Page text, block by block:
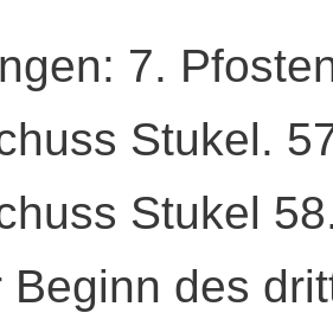
7.
Stukel.
Stukel
Beginn des